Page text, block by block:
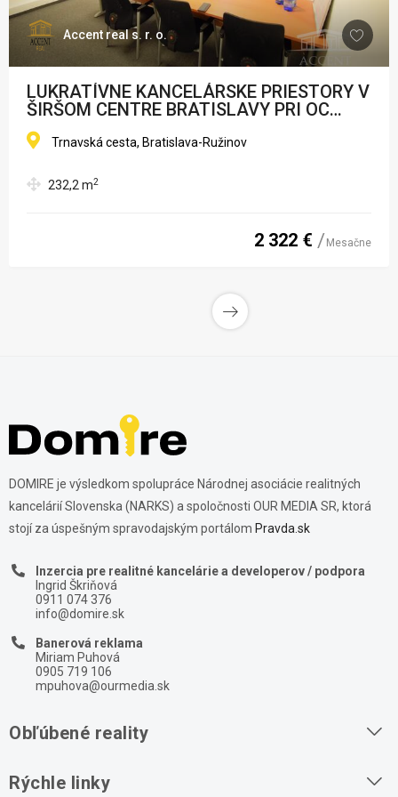
Accent real s. r. o.
LUKRATÍVNE KANCELÁRSKE PRIESTORY V
ŠIRŠOM CENTRE BRATISLAVY PRI OC
AVION
Trnavská cesta, Bratislava-Ružinov
232,2m2
2 322 € Mesačne
DOMIRE je výsledkom spolupráce Národnej asociácie realitných
kancelárií Slovenska (NARKS) a spoločnosti OUR MEDIA SR, ktorá
stojí za úspešným spravodajským portálom Pravda.sk
Inzercia pre realitné kancelárie a developerov / podpora
Ingrid Škriňová
0911 074 376
info@domire.sk
Banerová reklama
Miriam Puhová
0905 719 106
mpuhova@ourmedia.sk
Obľúbené reality
Rýchle linky